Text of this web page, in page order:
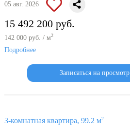
05 авг. 2026
15 492 200 руб.
142 000 руб. / м2
Подробнее
Записаться на просмотр
3-комнатная квартира, 99.2 м2